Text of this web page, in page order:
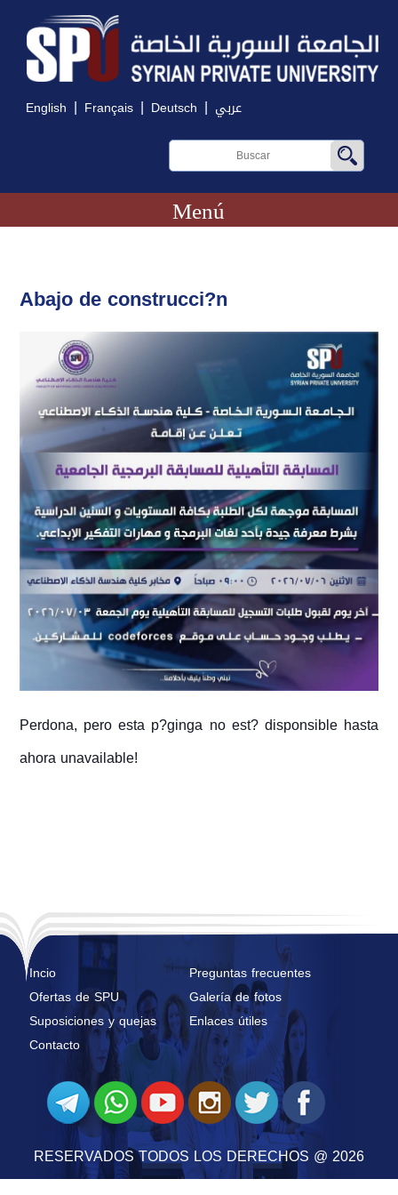
English | Français | Deutsch | عربي
Menú
Abajo de construcci?n
Perdona, pero esta p?ginga no est? disponsible hasta
ahora unavailable!
Incio
Preguntas frecuentes
Ofertas de SPU
Galería de fotos
Suposiciones y quejas
Enlaces útiles
Contacto
RESERVADOS TODOS LOS DERECHOS @ 2026